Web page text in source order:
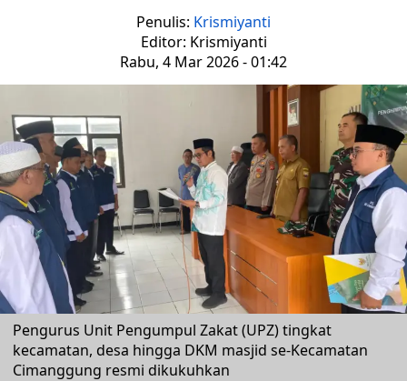
Penulis: Krismiyanti
Editor: Krismiyanti
Rabu, 4 Mar 2026 - 01:42
Pengurus Unit Pengumpul Zakat (UPZ) tingkat
kecamatan, desa hingga DKM masjid se-Kecamatan
Cimanggung resmi dikukuhkan